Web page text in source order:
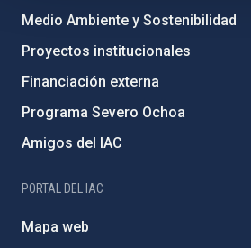
Medio Ambiente y Sostenibilidad
Proyectos institucionales
Financiación externa
Programa Severo Ochoa
Amigos del IAC
PORTAL DEL IAC
Mapa web